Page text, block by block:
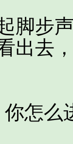
步声
出去
怎么